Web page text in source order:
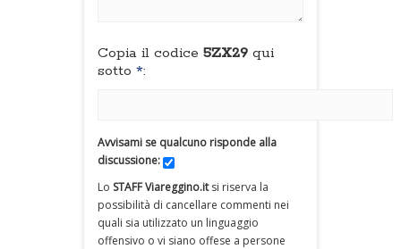
Copia il codice 5ZX29 qui
sotto *:
Avvisami se qualcuno risponde alla
discussione:
Lo STAFF Viareggino.itsi riserva la
possibilità di cancellare commenti nei
quali sia utilizzato un linguaggio
offensivo o vi siano offese a persone